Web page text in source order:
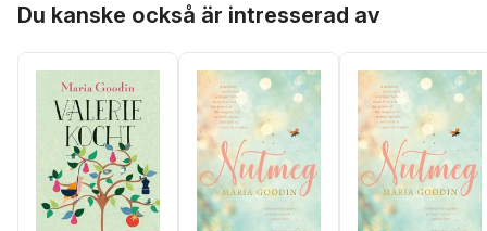
Du kanske också är intresserad av